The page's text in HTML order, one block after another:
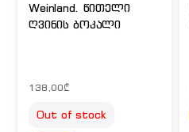
Weinland. წითელი
ღვინის ბოკალი
138,00₾
Out of stock